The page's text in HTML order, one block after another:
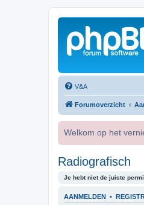
V&A
Forumoverzicht
Welkom op het
Radiografisch
Je hebt niet de juiste
AANMELDEN •